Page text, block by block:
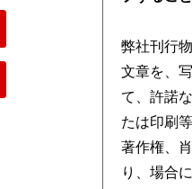
弊社刊行
文章を、
て、許諾
たは印刷
著作権、
り、場合